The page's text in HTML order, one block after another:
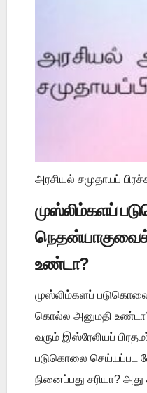
அரசியல் சமுதாயப்
முஸ்லிம்களப்
உண்டா?
முஸ்லிம்களப்
கொல்ல அனுமதி
வரும் இஸ்ரேலியப்
படுகொலை செய்யப்பட
நினைப்பது சரியா?